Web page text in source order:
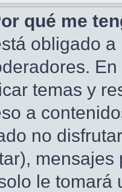
qué me
obligado
temas y
a
no
le tomará